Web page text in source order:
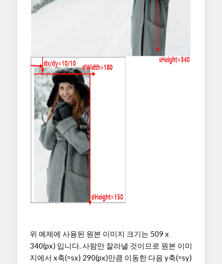
위 예제에 사용된 원본 이미지 크기는 509 x
340(px) 입니다. 사람만 잘라낼 것이므로 원본 이미
지에서 x축(=sx) 290(px)만큼 이동한 다음 y축(=sy)